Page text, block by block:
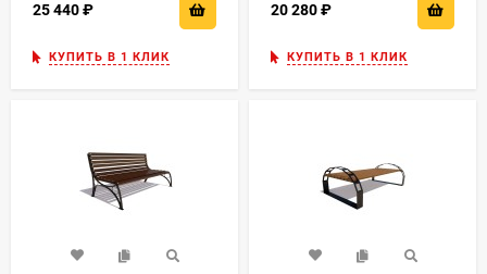
25 440
КУПИТЬ В 1 КЛИК
20 280
КУПИТЬ В 1 КЛИК